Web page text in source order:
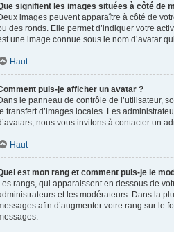
signifient les images situées à côté de
images peuvent apparaître à côté de
des ronds. Elle permet d’indiquer votre
une image connue sous le nom d’avatar
Haut
puis-je afficher un avatar ?
le panneau de contrôle de l’utilisateur,
transfert d’images locales. Les
nous vous invitons à contacter un
Haut
est mon rang et comment puis-je le
rangs, qui apparaissent en dessous de
et les modérateurs. Dans la
afin d’augmenter votre rang sur le